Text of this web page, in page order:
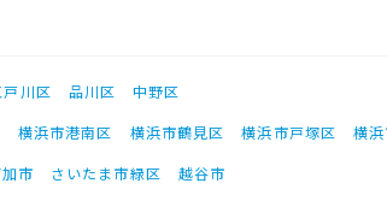
戸川区 品川区
中野区
横浜市港南区 横浜市鶴見区 横浜市戸塚区
横
市 さいたま市緑区
越谷市